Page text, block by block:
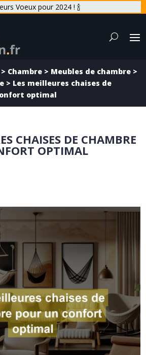
Voeux pour 2024 ! 🍾
> Chambre > Meubles de chambre >
> Les meilleures chaises de
optimal
CHAISES DE CHAMBRE
OPTIMAL